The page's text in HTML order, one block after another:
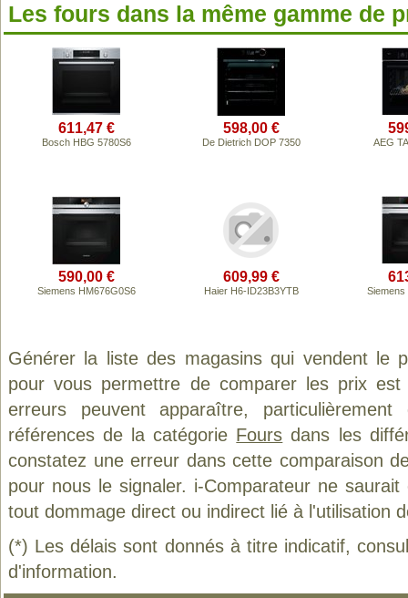
Les fours dans la même gamme de
611,47 €
Bosch HBG 5780S6
598,00 €
De Dietrich DOP 7350 AEG
590,00 €
Siemens HM676G0S6
609,99 €
Haier H6-ID23B3YTB Siemens
Générer la liste des magasins qui vendent le
pour vous permettre de comparer les prix
erreurs peuvent apparaître,
références de la catégorie Fours dans les
constatez une erreur dans cette comparaison
pour nous le signaler. i-Comparateur ne
tout dommage direct ou indirect lié à l'utilisation
(*) Les délais sont donnés à titre indicatif,
d'information.